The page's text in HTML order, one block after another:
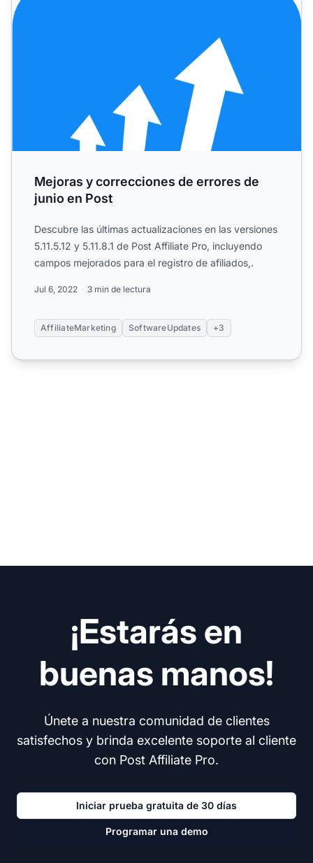
Mejoras y correcciones de errores de
junio en Post
Descubre las últimas actualizaciones en las versiones
5.11.5.12 y 5.11.8.1 de Post Affiliate Pro, incluyendo
campos mejorados para el registro de afiliados,.
Jul 6, 2022 3 min de lectura
AffiliateMarketing SoftwareUpdates +3
¡Estarás en
buenas manos!
Únete a nuestra comunidad de clientes
satisfechos y brinda excelente soporte al cliente
con Post Affiliate Pro.
Iniciar prueba gratuita de 30 días
Programar una demo